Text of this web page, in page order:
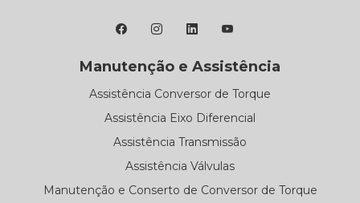
Manutenção e Assistência
Assistência Conversor de Torque
Assistência Eixo Diferencial
Assistência Transmissão
Assistência Válvulas
Manutenção e Conserto de Conversor de Torque